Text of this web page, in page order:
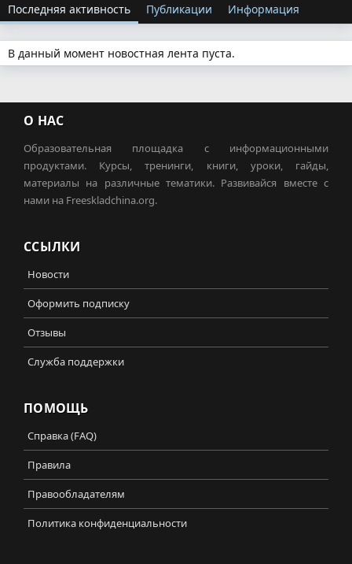
Последняя активность Публикации Информация
В данный момент новостная лента пуста.
О НАС
Образовательная площадка с информационными
продуктами. Курсы, тренинги, книги, уроки, гайды,
материалы на различные тематики. Развивайся вместе с
нами на Freeskladchina.org.
ССЫЛКИ
Новости
Оформить подписку
Отзывы
Служба поддержки
ПОМОЩЬ
Справка (FAQ)
Правила
Правообладателям
Политика конфиденциальности